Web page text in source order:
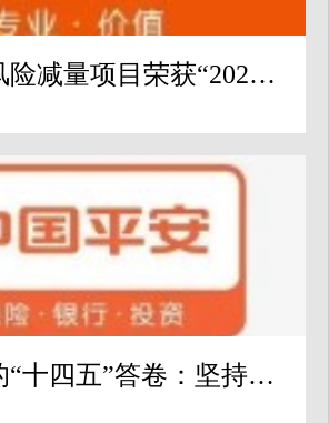
平安产险风险减量项目荣获“2025央视财经金融强国年度盛典”数字金融年度案例
平安产险的“十四五”答卷：坚持“金融为民”初心，全力服务高质量发展